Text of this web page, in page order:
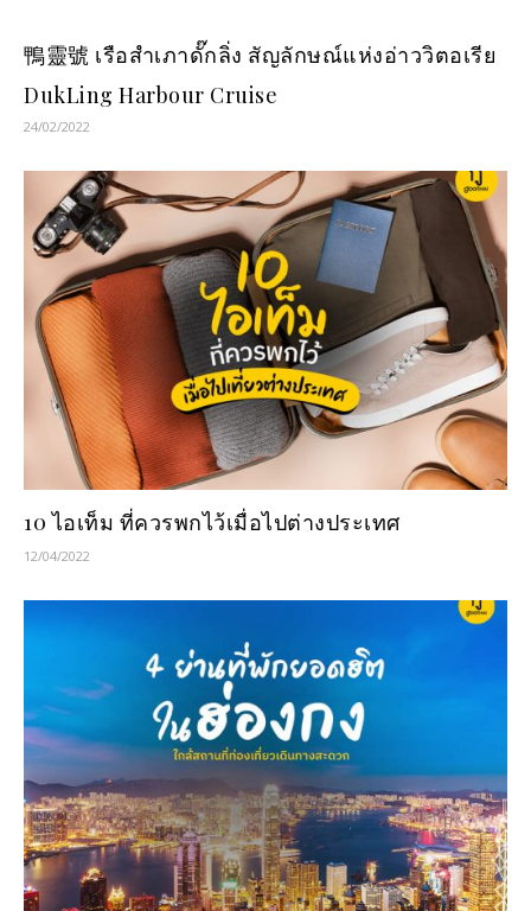
鴨靈號 เรือสำเภาดั๊กลิ่ง สัญลักษณ์แห่งอ่าววิตอเรีย
DukLing Harbour Cruise
24/02/2022
10 ไอเท็ม ที่ควรพกไว้เมื่อไปต่างประเทศ
12/04/2022